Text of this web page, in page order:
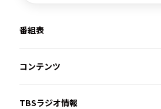
番組表
コンテンツ
TBSラジオ情報